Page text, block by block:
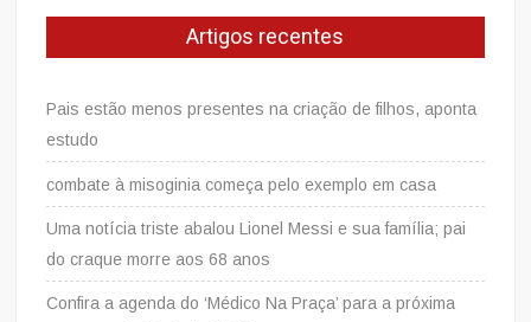
Artigos recentes
Pais estão menos presentes na criação de filhos, aponta
estudo
combate à misoginia começa pelo exemplo em casa
Uma notícia triste abalou Lionel Messi e sua família; pai
do craque morre aos 68 anos
Confira a agenda do ‘Médico Na Praça’ para a próxima